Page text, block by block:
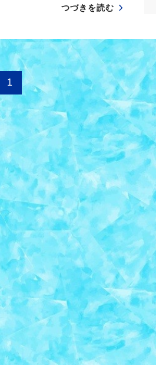
つづきを読む
1